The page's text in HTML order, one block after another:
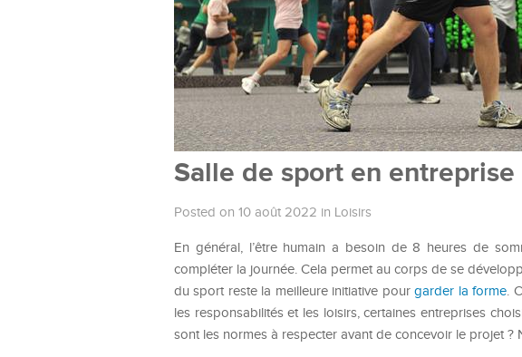
Salle de sport en entreprise
Posted on 10 août 2022 in Loisirs
En général, l’être humain a besoin de 8 heures de
compléter la journée. Cela permet au corps de se
du sport reste la meilleure initiative pourgarder la forme.
les responsabilités et les loisirs, certaines entreprises
sont les normes à respecter avant de concevoir le projet ?